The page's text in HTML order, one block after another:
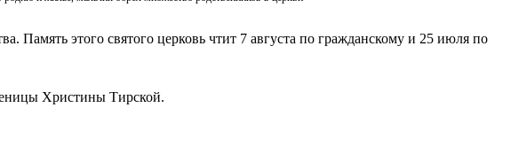
Память этого святого церковь чтит 7 августа по гражданскому и 25 июля по
Христины Тирской.